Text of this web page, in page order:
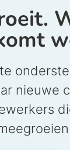
nieuwe